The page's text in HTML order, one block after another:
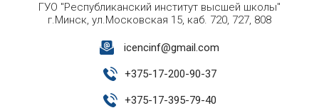
ГУО "Республиканский институт высшей школы"
г.Минск, ул.Московская 15, каб. 720, 727, 808
icencinf@gmail.com
+375-17-200-90-37
+375-17-395-79-40